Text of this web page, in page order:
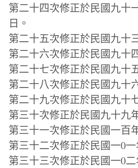
第二十四次修正於民國九十
日。
第二十五次修正於民國九十
第二十六次修正於民國九十
第二十七次修正於民國九十
第二十八次修正於民國九十
第二十九次修正於民國九十
第三十次修正於民國九十九
第三十一次修正於民國一百
第三十二次修正於民國一0
第三十三次修正於民國一0